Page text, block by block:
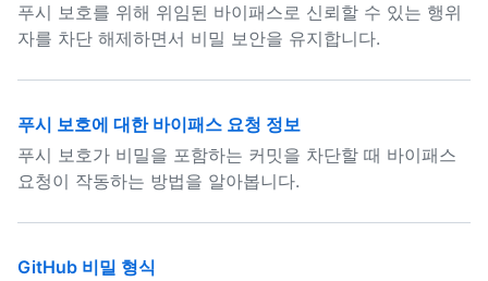
푸시 보호를 위해 위임된 바이패스로 신뢰할 수 있는 행위
자를 차단 해제하면서 비밀 보안을 유지합니다.
푸시 보호에 대한 바이패스 요청 정보
푸시 보호가 비밀을 포함하는 커밋을 차단할 때 바이패스
요청이 작동하는 방법을 알아봅니다.
GitHub 비밀 형식